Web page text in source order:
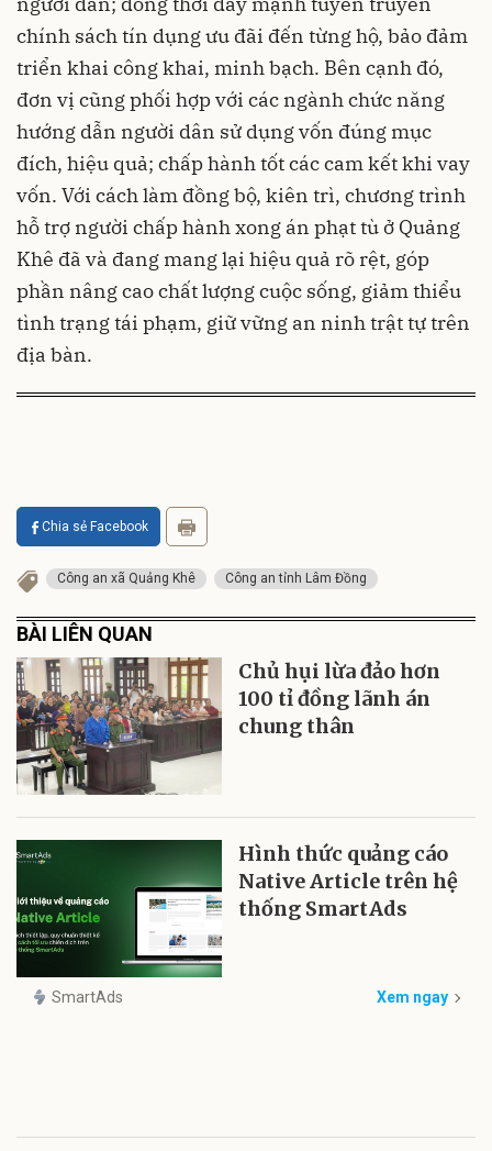
chính sách tín dụng ưu đãi đến từng hộ, bảo đảm
triển khai công khai, minh bạch. Bên cạnh đó,
đơn vị cũng phối hợp với các ngành chức năng
hướng dẫn người dân sử dụng vốn đúng mục
đích, hiệu quả; chấp hành tốt các cam kết khi vay
vốn. Với cách làm đồng bộ, kiên trì, chương trình
hỗ trợ người chấp hành xong án phạt tù ở Quảng
Khê đã và đang mang lại hiệu quả rõ rệt, góp
phần nâng cao chất lượng cuộc sống, giảm thiểu
tình trạng tái phạm, giữ vững an ninh trật tự trên
địa bàn.
Chia sẻ Facebook
Công an xã Quảng Khê Công an tỉnh Lâm Đồng
BÀI LIÊN QUAN
Chủ hụi lừa đảo hơn
100 tỉ đồng lãnh án
chung thân
Hình thức quảng cáo
Native Article trên hệ
thống SmartAds
SmartAds Xem ngay